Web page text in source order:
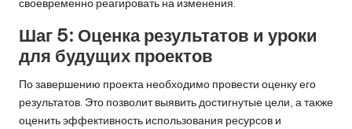
своевременно реагировать на изменения.
Шаг 5: Оценка результатов и уроки
для будущих проектов
По завершению проекта необходимо провести оценку его
результатов. Это позволит выявить достигнутые цели, а также
оценить эффективность использования ресурсов и